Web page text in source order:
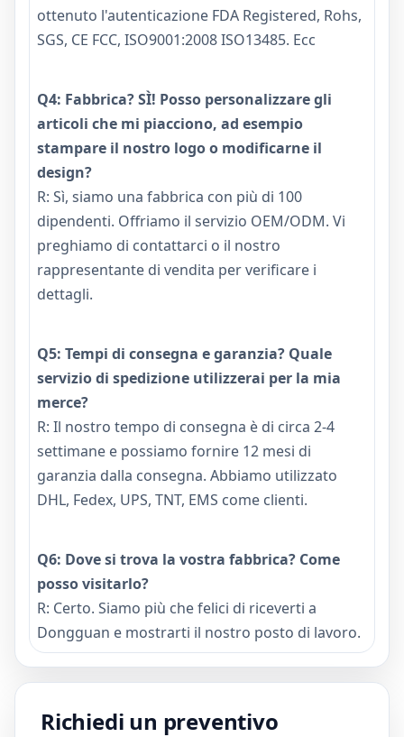
ottenuto l'autenticazione FDA Registered, Rohs,
SGS, CE FCC, ISO9001:2008 ISO13485. Ecc
Q4: Fabbrica? SÌ! Posso personalizzare gli
articoli che mi piacciono, ad esempio
stampare il nostro logo o modificarne il
design?
R: Sì, siamo una fabbrica con più di 100
dipendenti. Offriamo il servizio OEM/ODM. Vi
preghiamo di contattarci o il nostro
rappresentante di vendita per verificare i
dettagli.
Q5: Tempi di consegna e garanzia? Quale
servizio di spedizione utilizzerai per la mia
merce?
R: Il nostro tempo di consegna è di circa 2-4
settimane e possiamo fornire 12 mesi di
garanzia dalla consegna. Abbiamo utilizzato
DHL, Fedex, UPS, TNT, EMS come clienti.
Q6: Dove si trova la vostra fabbrica? Come
posso visitarlo?
R: Certo. Siamo più che felici di riceverti a
Dongguan e mostrarti il ​​nostro posto di lavoro.
Richiedi un preventivo